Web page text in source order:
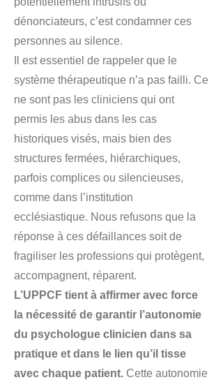
dénonciateurs, c’est condamner ces
personnes au silence.
Il est essentiel de rappeler que le
système thérapeutique n’a pas failli. Ce
ne sont pas les cliniciens qui ont
permis les abus dans les cas
historiques visés, mais bien des
structures fermées, hiérarchiques,
parfois complices ou silencieuses,
comme dans l’institution
ecclésiastique. Nous refusons que la
réponse à ces défaillances soit de
fragiliser les professions qui protègent,
accompagnent, réparent.
L’UPPCF tient à affirmer avec force
la nécessité de garantir l’autonomie
du psychologue clinicien dans sa
pratique et dans le lien qu’il tisse
avec chaque patient. Cette autonomie